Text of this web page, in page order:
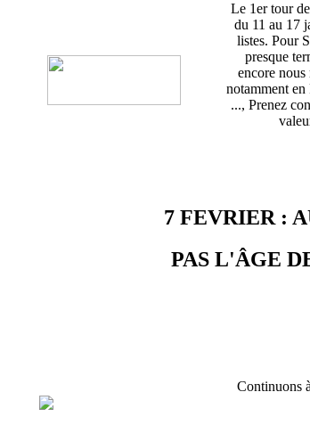
Le 1er tour
du 11 au 17
listes. Pour
presque
encore
notamment
..., Prenez
7 FEVRIER :
PAS L'ÂGE
Continuons